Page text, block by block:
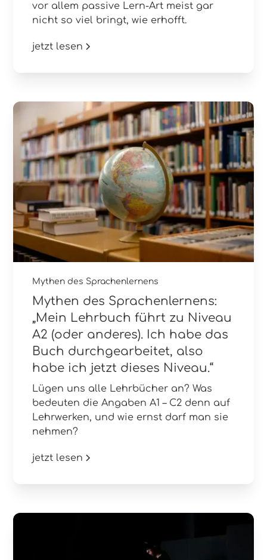
vor allem passive Lern-Art meist gar
nicht so viel bringt, wie erhofft.
jetzt lesen
Mythen des Sprachenlernens
Mythen des Sprachenlernens:
„Mein Lehrbuch führt zu Niveau
A2 (oder anderes). Ich habe das
Buch durchgearbeitet, also
habe ich jetzt dieses Niveau.“
Lügen uns alle Lehrbücher an? Was
bedeuten die Angaben A1 – C2 denn auf
Lehrwerken, und wie ernst darf man sie
nehmen?
jetzt lesen